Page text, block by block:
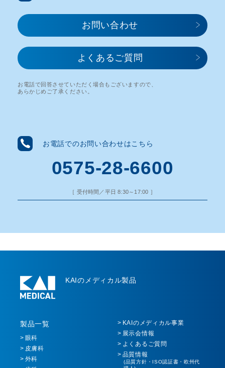
お問い合わせ​
よくあるご質問
お電話で回答させていただく場合もございますので、
あらかじめご了承ください。
お電話でのお問い合わせはこちら
0575-28-6600
［ 受付時間／平日 8:30～17:00 ］
KAIのメディカル製品
製品一覧
眼科
皮膚科
外科
KAIのメディカル事業
展示会情報
よくあるご質問
品質情報
(品質方針・ISO認証書・欧州代